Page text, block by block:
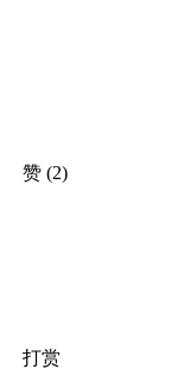
赞 (2)
打赏